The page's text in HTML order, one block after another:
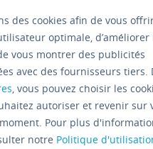
sécurisés :
Chrome,
Facebook
sur Twitter
sur LinkedIn
des cookies afin de vous
optimale, d’améliorer
vous montrer des publicités
avec des fournisseurs tiers.
, vous pouvez choisir les
autoriser et revenir sur
Pour plus
notre Politique